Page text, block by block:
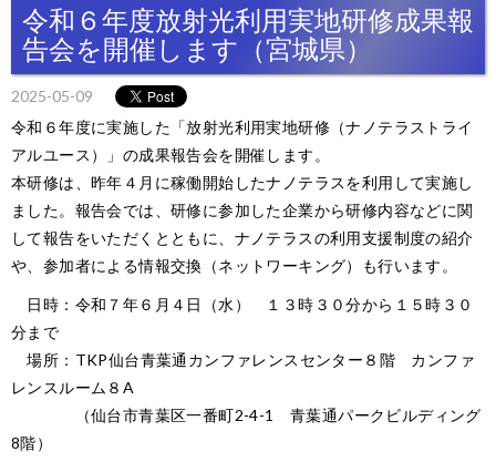
令和６年度放射光利用実地研修成果報
告会を開催します（宮城県）
2025-05-09
令和６年度に実施した「放射光利用実地研修（ナノテラストライ
アルユース）」の成果報告会を開催します。
本研修は、昨年４月に稼働開始したナノテラスを利用して実施し
ました。報告会では、研修に参加した企業から研修内容などに関
して報告をいただくとともに、ナノテラスの利用支援制度の紹介
や、参加者による情報交換（ネットワーキング）も行います。
日時：令和７年６月４日（水） １３時３０分から１５時３０
分まで
場所：TKP仙台青葉通カンファレンスセンター８階 カンファ
レンスルーム８A
（仙台市青葉区一番町2-4-1 青葉通パークビルディング
8階）